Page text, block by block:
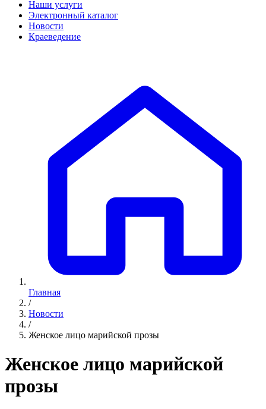
Наши услуги
Электронный каталог
Новости
Краеведение
Главная
/
Новости
/
Женское лицо марийской прозы
Женское лицо марийской
прозы